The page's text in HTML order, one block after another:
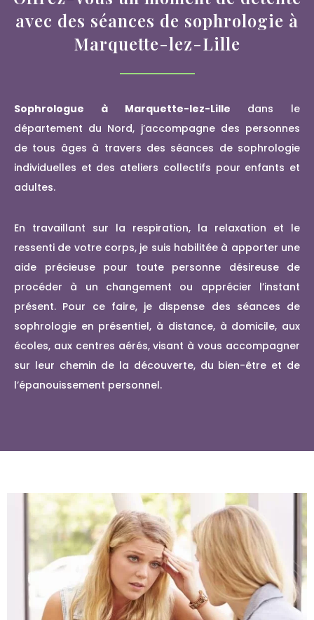
avec des séances de sophrologie à
Marquette-lez-Lille
Sophrologue à Marquette-lez-Lille dans le
département du Nord, j’accompagne des personnes
de tous âges à travers des séances de sophrologie
individuelles et des ateliers collectifs pour enfants et
adultes.
En travaillant sur la respiration, la relaxation et le
ressenti de votre corps, je suis habilitée à apporter une
aide précieuse pour toute personne désireuse de
procéder à un changement ou apprécier l’instant
présent. Pour ce faire, je dispense des séances de
sophrologie en présentiel, à distance, à domicile, aux
écoles, aux centres aérés, visant à vous accompagner
sur leur chemin de la découverte, du bien-être et de
l’épanouissement personnel.